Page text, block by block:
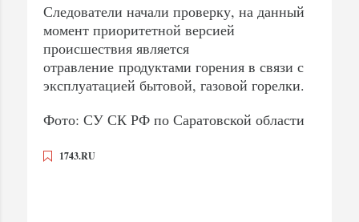
Следователи начали проверку, на данный
момент приоритетной версией
происшествия является
отравление продуктами горения в связи с
эксплуатацией бытовой, газовой горелки.
Фото: СУ СК РФ по Саратовской области
1743.RU